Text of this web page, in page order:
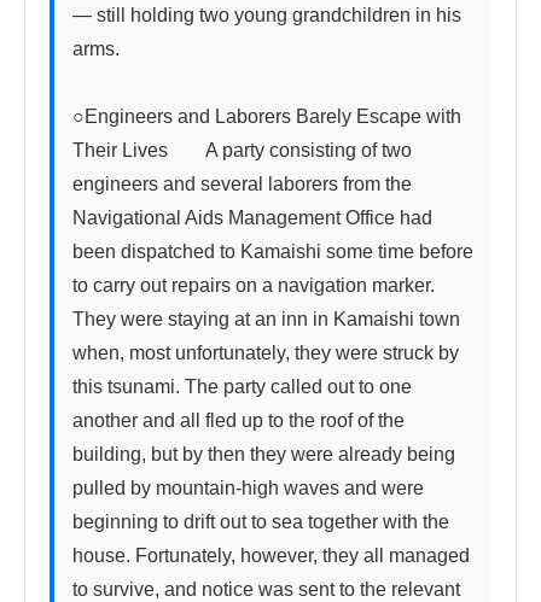
— still holding two young grandchildren in his
arms.
○Engineers and Laborers Barely Escape with
Their Lives　　A party consisting of two
engineers and several laborers from the
Navigational Aids Management Office had
been dispatched to Kamaishi some time before
to carry out repairs on a navigation marker.
They were staying at an inn in Kamaishi town
when, most unfortunately, they were struck by
this tsunami. The party called out to one
another and all fled up to the roof of the
building, but by then they were already being
pulled by mountain-high waves and were
beginning to drift out to sea together with the
house. Fortunately, however, they all managed
to survive, and notice was sent to the relevant